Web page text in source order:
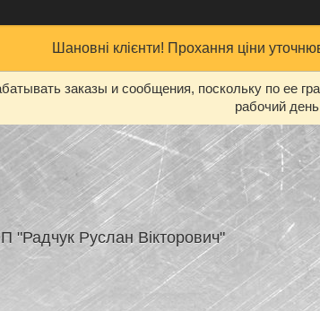
Шановні клієнти! Прохання ціни
заказы и сообщения, поскольку по ее
рабочий
"Радчук Руслан Вікторович"